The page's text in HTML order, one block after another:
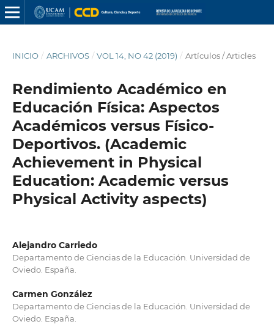
INICIO / ARCHIVOS / VOL 14, NO 42 (2019) / Artículos / Articles
Rendimiento Académico en
Educación Física: Aspectos
Académicos versus Físico-
Deportivos. (Academic
Achievement in Physical
Education: Academic versus
Physical Activity aspects)
Alejandro Carriedo
Departamento de Ciencias de la Educación. Universidad de
Oviedo. España.
Carmen González
Departamento de Ciencias de la Educación. Universidad de
Oviedo. España.